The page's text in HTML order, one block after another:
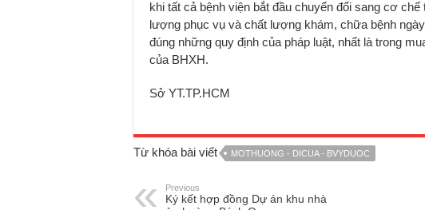
khi tất cả bệnh viện bắt đầu chuyển đổi sang cơ
lượng phục vụ và chất lượng khám, chữa bệnh
đúng những quy định của pháp luật, nhất là trong
của BHXH.
Sở YT.TP.HCM
Từ khóa bài viết MOTHUONG - DICUA - BVYDUOC
Previous
Ký kết hợp đồng Dự án khu nhà